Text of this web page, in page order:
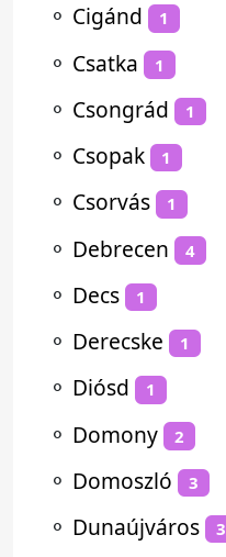
⚬ Cigánd 1
⚬ Csatka 1
⚬ Csongrád 1
⚬ Csopak 1
⚬ Csorvás 1
⚬ Debrecen 4
⚬ Decs 1
⚬ Derecske 1
⚬ Diósd 1
⚬ Domony 2
⚬ Domoszló 3
⚬ Dunaújváros 3